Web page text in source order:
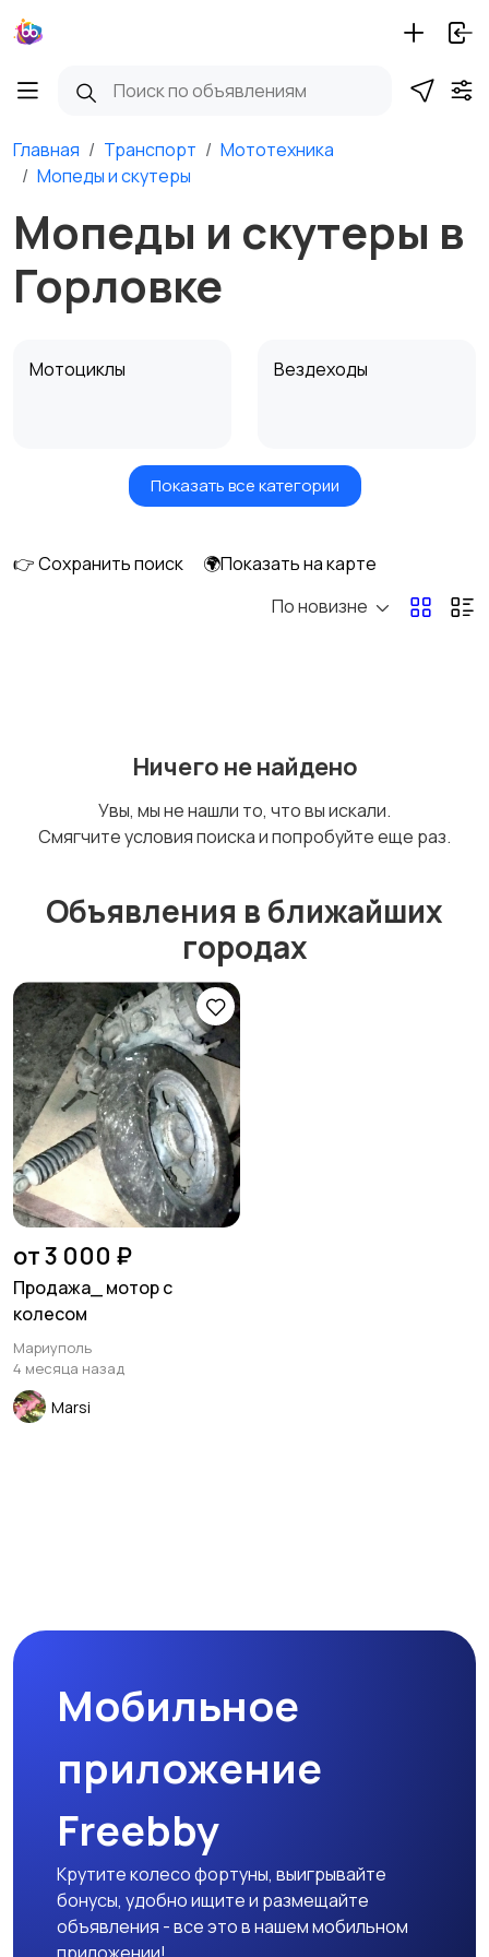
Главная Транспорт
Мототехника
Мопеды и скутеры
Мопеды и скутеры в
Горловке
Мотоциклы Вездеходы
Квадроциклы и багги
Снегоходы
Показать все категории
👉 Сохранить поиск
🌍Показать на карте
По новизне
Ничего не найдено
Увы, мы не нашли то, что вы искали.
Смягчите условия поиска и попробуйте еще раз.
Объявления в ближайших
городах
от 3 000 ₽
Продажа_ мотор с
колесом
Мариуполь
4 месяца назад
Marsi
Мобильное
приложение
Freebby
Крутите колесо фортуны, выигрывайте
бонусы, удобно ищите и размещайте
объявления - все это в нашем мобильном